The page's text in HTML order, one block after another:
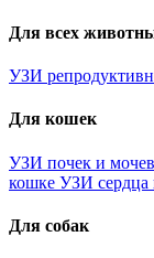
Для всех
УЗИ
Для кошек
УЗИ почек и
кошке УЗИ сердца
Для собак